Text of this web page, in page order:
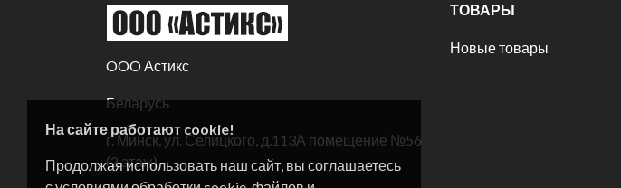
На сайте работают cookie!
Продолжая использовать наш сайт, вы соглашаетесь
OOO Астикс
Беларусь
г. Минск, ул. Селицкого, д.113А помещение №56
(2 этаж)
ТОВАРЫ
Новые товары